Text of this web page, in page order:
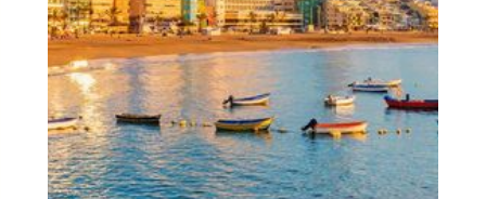
Audios Parcours